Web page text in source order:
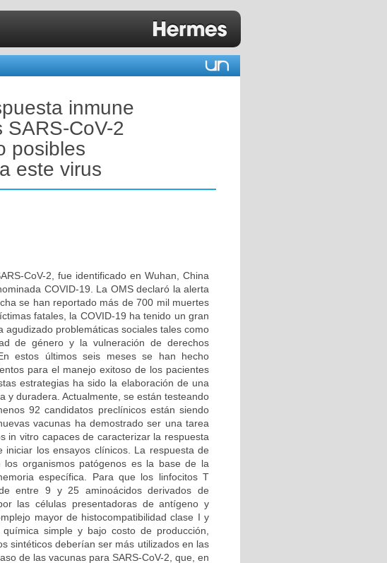
inmune
CoV-2
posibles
este virus
CoV-2, fue identificado en Wuhan, China
COVID-19. La OMS declaró la alerta
se han reportado más de 700 mil muertes
fatales, la COVID-19 ha tenido un gran
problemáticas sociales tales como
de género y la vulneración de derechos
estos últimos seis meses se han hecho
para el manejo exitoso de los pacientes
estrategias ha sido la elaboración de una
y duradera. Actualmente, se están testeando
92 candidatos preclínicos están siendo
vacunas ha demostrado ser una tarea
in vitro capaces de caracterizar la respuesta
los ensayos clínicos. La respuesta de
organismos patógenos es la base de la
específica. Para que los linfocitos T
entre 9 y 25 aminoácidos derivados de
las células presentadoras de antígeno y
mayor de histocompatibilidad clase I y
simple y bajo costo de producción,
sintéticos deberían ser más utilizados en las
de las vacunas para SARS-CoV-2, que, en